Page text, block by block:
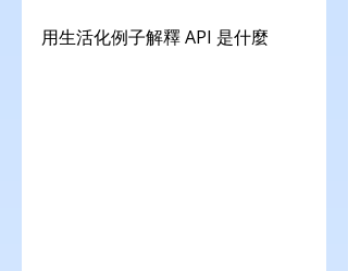
用生活化例子解釋 API 是什麼